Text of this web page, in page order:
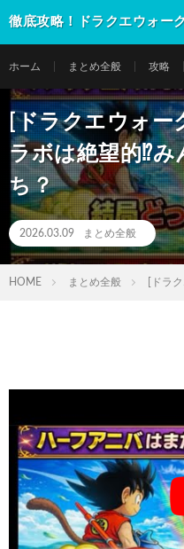
徹底攻略！ドラクエウォー
ホーム まとめ全般 攻略
[ドラクエウォー
ラボは絶望的⁉️
ち？
2026.03.09 まとめ全般
HOME まとめ全般 [ドラ